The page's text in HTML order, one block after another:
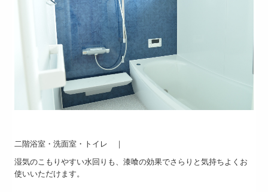
二階浴室・洗面室・トイレ ｜
湿気のこもりやすい水回りも、漆喰の効果でさらりと気持ちよくお
使いいただけます。